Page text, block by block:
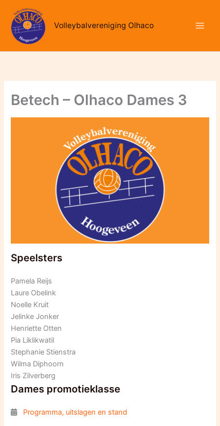
naar
inhoud
Volleybalvereniging Olhaco
Betech – Olhaco Dames 3
Speelsters
Pamela Reijs
Laure Obelink
Noelle Kruit
Jelinke Jonker
Henriette Otten
Pia Liklikwatil
Stephanie Stienstra
Wilma Diphoorn
Iris Zilverberg
Dames promotieklasse
Programma, uitslagen en stand